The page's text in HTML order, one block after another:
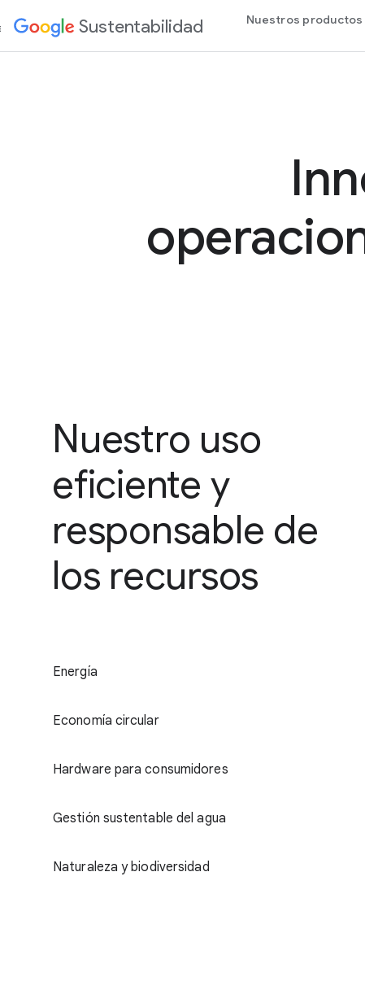
Sustentabilidad Nuestros productos
Nuestro uso
eficiente y
responsable de
los recursos
Energía
Economía circular
Hardware para consumidores
Gestión sustentable del agua
Naturaleza y biodiversidad